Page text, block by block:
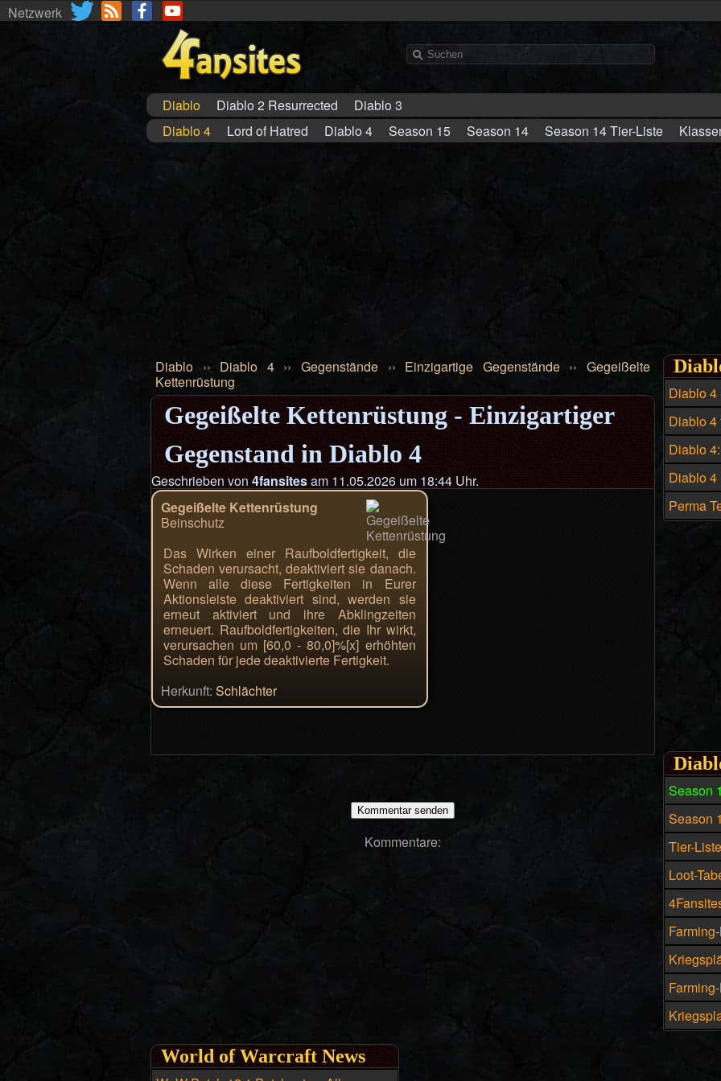
Netzwerk
Diablo Diablo 2 Resurrected
Diablo 3
Diablo 4
Lord of Hatred Diablo 4 Season 15 Season 14 Season 14 Tier-Liste
Diablo ›› Diablo 4››Gegenstände ›› Einzigartige Gegenstände›› Gegeißelte
Kettenrüstung
Gegeißelte Kettenrüstung - Einzigartiger
Gegenstand in Diablo 4
Geschrieben von 4fansitesam 11.05.2026 um 18:44 Uhr.
Gegeißelte Kettenrüstung
Beinschutz
Das Wirken einer Raufboldfertigkeit, die
Schaden verursacht, deaktiviert sie danach.
Wenn alle diese Fertigkeiten in Eurer
Aktionsleiste deaktiviert sind, werden sie
erneut aktiviert und ihre Abklingzeiten
erneuert. Raufboldfertigkeiten, die Ihr wirkt,
verursachen um [60,0 - 80,0]%[x] erhöhten
Schaden für jede deaktivierte Fertigkeit.
Herkunft: Schlächter
Kommentare:
Diablo 4
Build -
Diablo 4
Preis
Diablo
Diablo 4
Perma
Build in
Season
Season
Tier-
Loot-
World of Warcraft News